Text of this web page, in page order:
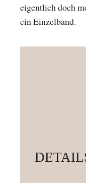
eigentlich doch
ein Einzelband.